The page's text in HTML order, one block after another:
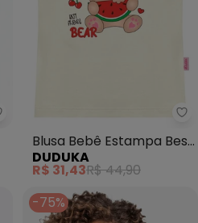
Bulla - Blusa Ribana com
Blusa Bebê Estampa Best
Friend Bear (Bege)
DUDUKA
R$ 31,43R$ 44,90
-75%